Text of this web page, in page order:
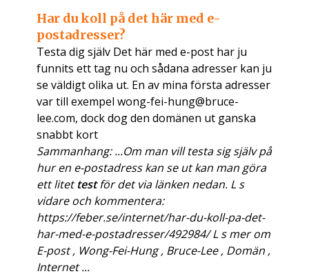
Har du koll på det här med e-
postadresser?
Testa dig själv Det här med e-post har ju
funnits ett tag nu och sådana adresser kan ju
se väldigt olika ut. En av mina första adresser
var till exempel wong-fei-hung@bruce-
lee.com, dock dog den domänen ut ganska
snabbt kort
Sammanhang: ...Om man vill testa sig själv på
hur en e-postadress kan se ut kan man göra
ett litettestför det via länken nedan. L s
vidare och kommentera:
https://feber.se/internet/har-du-koll-pa-det-
har-med-e-postadresser/492984/ L s mer om
E-post , Wong-Fei-Hung , Bruce-Lee , Domän ,
Internet ...